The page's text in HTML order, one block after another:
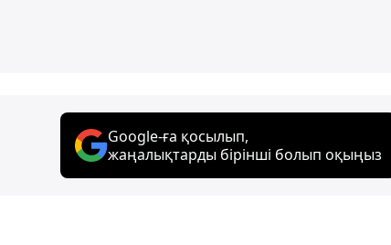
Google-ға қосылып,
жаңалықтарды бірінші болып оқыңыз